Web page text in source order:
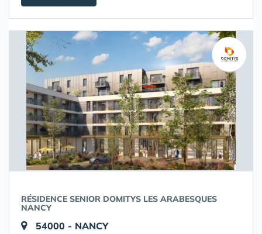
RÉSIDENCE SENIOR DOMITYS LES ARABESQUES
NANCY
54000 - NANCY